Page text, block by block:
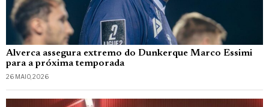
Alverca assegura extremo do Dunkerque Marco Essimi
para a próxima temporada
26 MAIO, 2026